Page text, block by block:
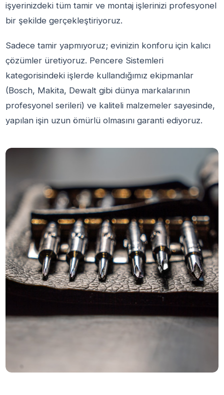
işyerinizdeki tüm tamir ve montaj işlerinizi profesyonel
bir şekilde gerçekleştiriyoruz.
Sadece tamir yapmıyoruz; evinizin konforu için kalıcı
çözümler üretiyoruz. Pencere Sistemleri
kategorisindeki işlerde kullandığımız ekipmanlar
(Bosch, Makita, Dewalt gibi dünya markalarının
profesyonel serileri) ve kaliteli malzemeler sayesinde,
yapılan işin uzun ömürlü olmasını garanti ediyoruz.